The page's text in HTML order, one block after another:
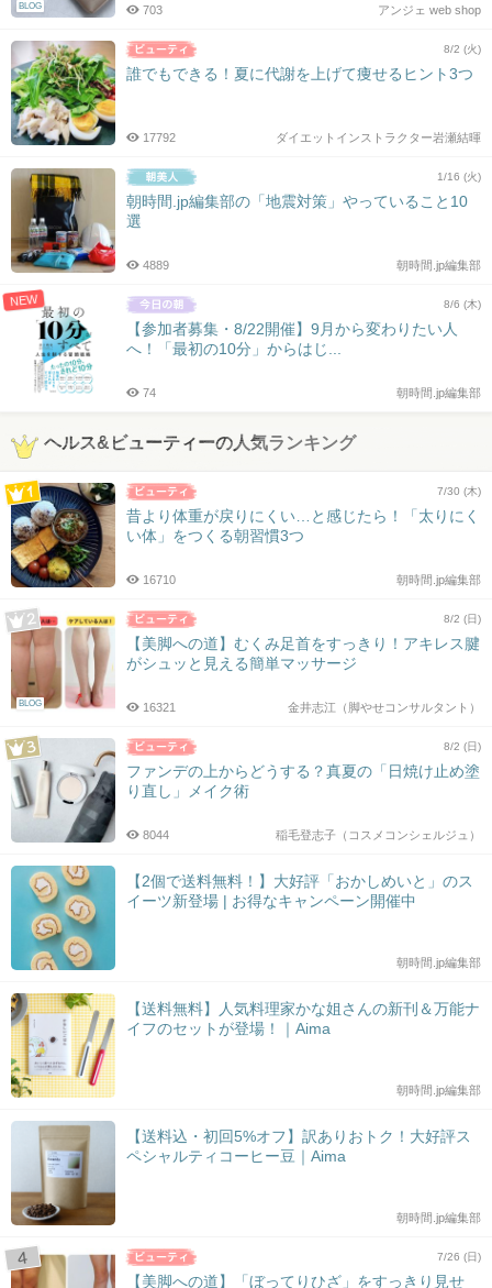
BLOG アンジェ web shop
703
8/2 (火)
誰でもできる！夏に代謝を上げて痩せるヒント3つ
ダイエットインストラクター岩瀬結暉
17792
1/16 (火)
朝時間.jp編集部の「地震対策」やっていること10
選
朝時間.jp編集部
4889
NEW 8/6 (木)
【参加者募集・8/22開催】9月から変わりたい人
へ！「最初の10分」からはじ...
朝時間.jp編集部
74
ヘルス&ビューティーの人気ランキング
7/30 (木)
昔より体重が戻りにくい…と感じたら！「太りにく
い体」をつくる朝習慣3つ
朝時間.jp編集部
16710
BLOG
8/2 (日)
【美脚への道】むくみ足首をすっきり！アキレス腱
がシュッと見える簡単マッサージ
金井志江（脚やせコンサルタント）
16321
8/2 (日)
ファンデの上からどうする？真夏の「日焼け止め塗
り直し」メイク術
稲毛登志子（コスメコンシェルジュ）
8044
【2個で送料無料！】大好評「おかしめいと」のス
イーツ新登場 | お得なキャンペーン開催中
朝時間.jp編集部
【送料無料】人気料理家かな姐さんの新刊＆万能ナ
イフのセットが登場！｜Aima
朝時間.jp編集部
【送料込・初回5%オフ】訳ありおトク！大好評ス
ペシャルティコーヒー豆｜Aima
朝時間.jp編集部
7/26 (日)
【美脚への道】「ぼってりひざ」をすっきり見せ